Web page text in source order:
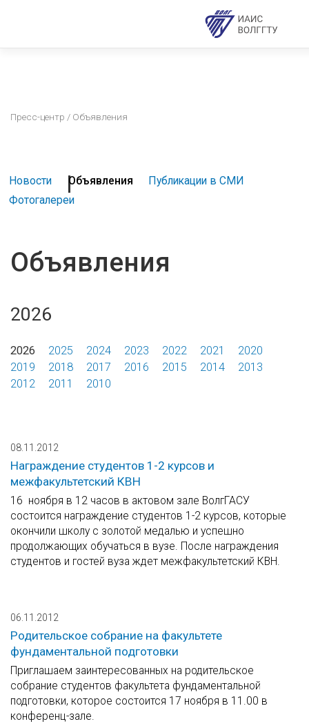
Пресс-центр / Объявления
Новости Объявления
Публикации в СМИ
Фотогалереи
Объявления
2026
2026 2025 2024 2023 2022 2021
2020
2019
2018 2017 2016 2015 2014
2013
2012
2011 2010
08.11.2012
Награждение студентов 1-2 курсов и
межфакультетский КВН
16 ноября в 12 часов в актовом зале ВолгГАСУ
состоится награждение студентов 1-2 курсов, которые
окончили школу с золотой медалью и успешно
продолжающих обучаться в вузе. После награждения
студентов и гостей вуза ждет межфакультетский КВН.
06.11.2012
Родительское собрание на факультете
фундаментальной подготовки
Приглашаем заинтересованных на родительское
собрание студентов факультета фундаментальной
подготовки, которое состоится 17 ноября в 11.00 в
конференц-зале.